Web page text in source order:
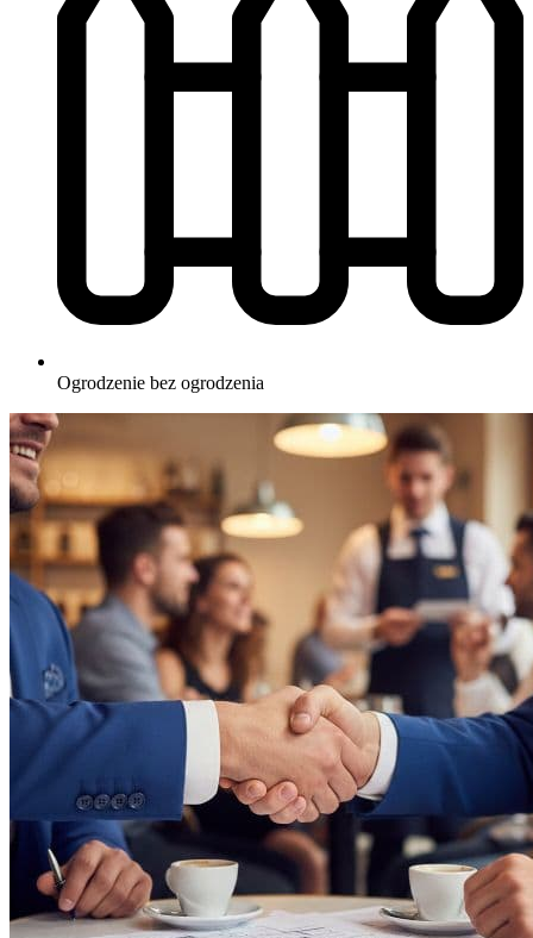
Ogrodzenie bez ogrodzenia